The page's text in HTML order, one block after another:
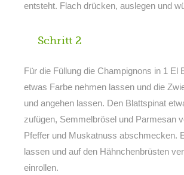
entsteht. Flach drücken, auslegen und
Schritt 2
Für die Füllung die Champignons in 1 El
etwas Farbe nehmen lassen und die
und angehen lassen. Den Blattspinat
zufügen, Semmelbrösel und Parmesan
Pfeffer und Muskatnuss abschmecken.
lassen und auf den Hähnchenbrüsten
einrollen.